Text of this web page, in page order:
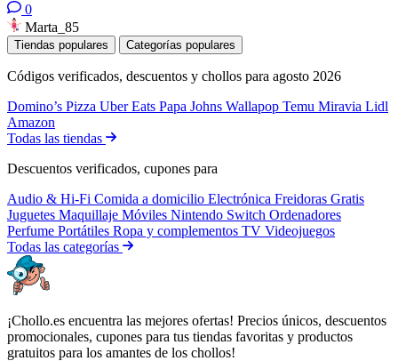
0
Marta_85
Tiendas populares Categorías populares
Códigos verificados, descuentos y chollos para agosto 2026
Domino’s Pizza Uber Eats Papa Johns Wallapop Temu Miravia Lidl
Amazon
Todas las tiendas
Descuentos verificados, cupones para
Audio & Hi-Fi Comida a domicilio Electrónica Freidoras Gratis
Juguetes Maquillaje Móviles Nintendo Switch Ordenadores
Perfume Portátiles Ropa y complementos TV Videojuegos
Todas las categorías
¡Chollo.es encuentra las mejores ofertas! Precios únicos, descuentos
promocionales, cupones para tus tiendas favoritas y productos
gratuitos para los amantes de los chollos!